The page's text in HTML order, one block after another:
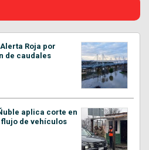
Roja por
de caudales
aplica corte en
de vehículos